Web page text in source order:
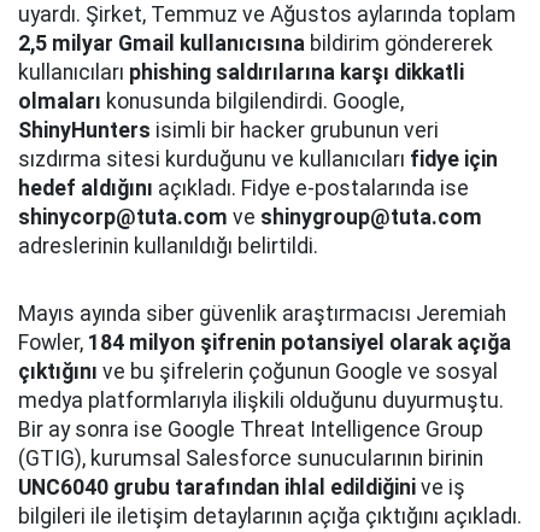
uyardı. Şirket, Temmuz ve Ağustos aylarında toplam
2,5 milyar Gmail kullanıcısına bildirim göndererek
kullanıcıları phishing saldırılarına karşı dikkatli
olmaları konusunda bilgilendirdi. Google,
ShinyHunters isimli bir hacker grubunun veri
sızdırma sitesi kurduğunu ve kullanıcıları fidye için
hedef aldığını açıkladı. Fidye e-postalarında ise
shinycorp@tuta.com ve shinygroup@tuta.com
adreslerinin kullanıldığı belirtildi.
Mayıs ayında siber güvenlik araştırmacısı Jeremiah
Fowler, 184 milyon şifrenin potansiyel olarak açığa
çıktığını ve bu şifrelerin çoğunun Google ve sosyal
medya platformlarıyla ilişkili olduğunu duyurmuştu.
Bir ay sonra ise Google Threat Intelligence Group
(GTIG), kurumsal Salesforce sunucularının birinin
UNC6040 grubu tarafından ihlal edildiğini ve iş
bilgileri ile iletişim detaylarının açığa çıktığını açıkladı.